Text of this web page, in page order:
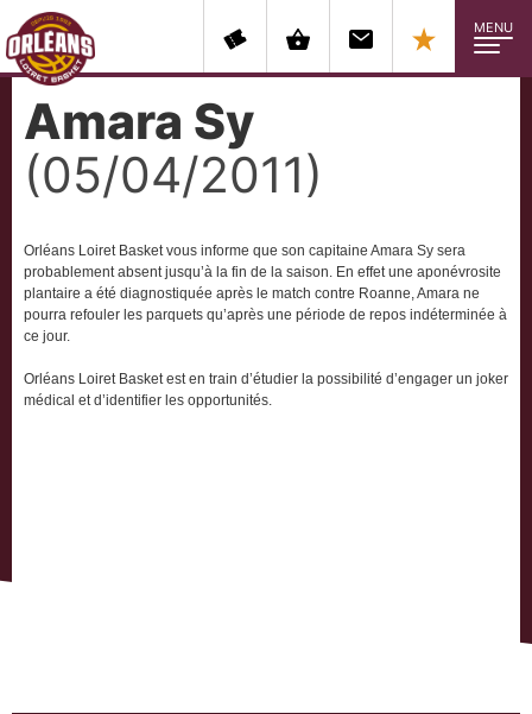
MENU
Amara Sy
(05/04/2011)
Orléans Loiret Basket vous informe que son capitaine Amara Sy sera
probablement absent jusqu’à la fin de la saison. En effet une aponévrosite
plantaire a été diagnostiquée après le match contre Roanne, Amara ne
pourra refouler les parquets qu’après une période de repos indéterminée à
ce jour.
Orléans Loiret Basket est en train d’étudier la possibilité d’engager un joker
médical et d’identifier les opportunités.